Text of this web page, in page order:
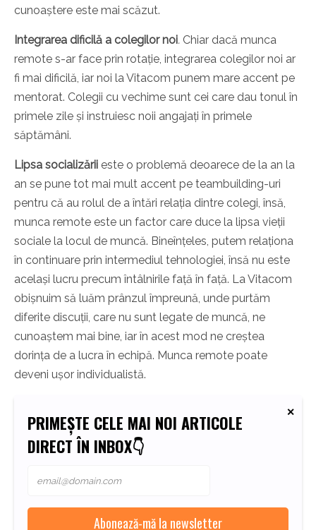
cunoaștere este mai scăzut.
Integrarea dificilă a colegilor noi. Chiar dacă munca
remote s-ar face prin rotație, integrarea colegilor noi ar
fi mai dificilă, iar noi la Vitacom punem mare accent pe
mentorat. Colegii cu vechime sunt cei care dau tonul în
primele zile și instruiesc noii angajați în primele
săptămâni.
Lipsa socializării este o problemă deoarece de la an la
an se pune tot mai mult accent pe teambuilding-uri
pentru că au rolul de a întări relația dintre colegi, însă,
munca remote este un factor care duce la lipsa vieții
sociale la locul de muncă. Bineînțeles, putem relaționa
în continuare prin intermediul tehnologiei, însă nu este
același lucru precum întâlnirile față în față. La Vitacom
obișnuim să luăm prânzul împreună, unde purtăm
diferite discuții, care nu sunt legate de muncă, ne
cunoaștem mai bine, iar în acest mod ne creștea
dorința de a lucra în echipă. Munca remote poate
deveni ușor individualistă.
PRIMEȘTE CELE MAI NOI ARTICOLE
DIRECT ÎN INBOX👇